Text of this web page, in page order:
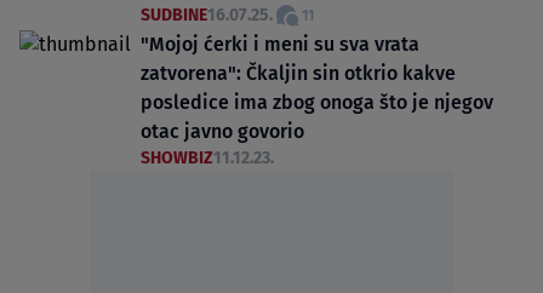
SUDBINE16.07.25. 11
"Mojoj ćerki i meni su sva vrata
zatvorena": Čkaljin sin otkrio kakve
posledice ima zbog onoga što je njegov
otac javno govorio
SHOWBIZ11.12.23.